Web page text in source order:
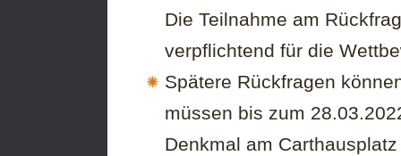
Die Teilnahme am
verpflichtend für die
Spätere Rückfragen
müssen bis zum
Denkmal am